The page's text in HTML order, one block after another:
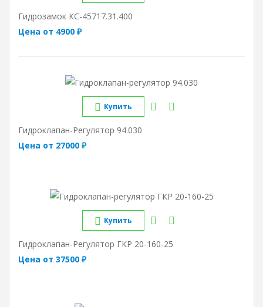
Гидрозамок КС-45717.31.400
Цена от 4900 ₽
Купить
Гидроклапан-Регулятор 94.030
Цена от 27000 ₽
Купить
Гидроклапан-Регулятор ГКР 20-160-25
Цена от 37500 ₽